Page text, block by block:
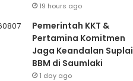
19 hours ago
Pemerintah KKT &
Pertamina Komitmen
Jaga Keandalan Suplai
BBM di Saumlaki
1 day ago